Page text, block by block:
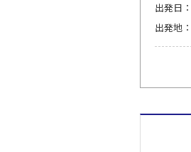
出発日：
出発地：